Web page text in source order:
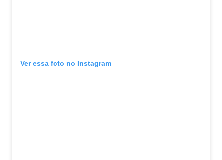
Ver essa foto no Instagram